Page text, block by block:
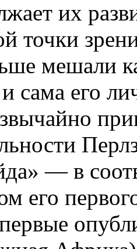
их
точки
мешали
сама его
— в
его